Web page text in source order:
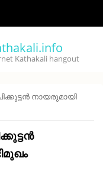
Kathakali hangout
നായരുമായി